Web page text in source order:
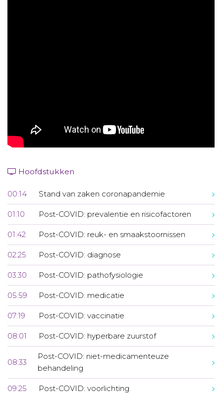
Hoofdstukken
00:14 Stand van zaken coronapandemie
01:10 Post-COVID: prevalentie en risicofactoren
01:42 Post-COVID: reuk- en smaakstoornissen
02:25 Post-COVID: diagnose
03:30 Post-COVID: pathofysiologie
05:59 Post-COVID: medicatie
07:19 Post-COVID: vaccinatie
08:01 Post-COVID: hyperbare zuurstof
08:33
Post-COVID: niet-medicamenteuze
behandeling
09:25 Post-COVID: voorlichting